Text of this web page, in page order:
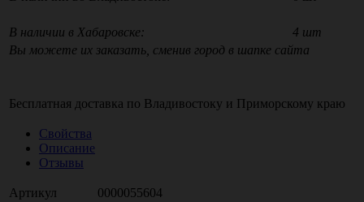
В наличии в Хабаровске:
4 шт
Вы можете их заказать, сменив город в шапке сайта
Бесплатная доставка по Владивостоку и Приморскому краю
Свойства
Описание
Отзывы
Артикул
0000055604